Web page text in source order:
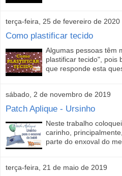
terça-feira, 25 de fevereiro de 2020
Como plastificar tecido
Algumas pessoas têm
plastificar tecido", pois
que responde esta
sábado, 2 de novembro de 2019
Patch Aplique - Ursinho
Neste trabalho
carinho,
parte do enxoval do
terça-feira, 21 de maio de 2019